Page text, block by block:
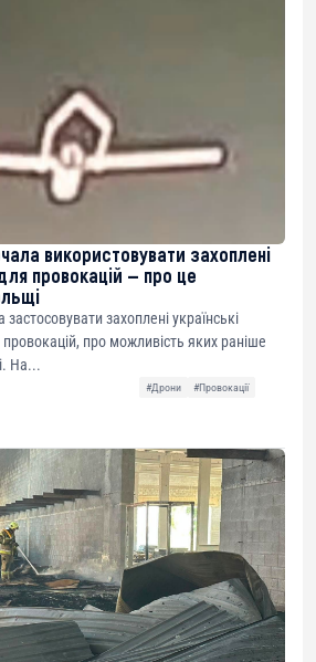
використовувати захоплені
провокацій — про це
захоплені українські
про можливість яких раніше
На...
#Дрони
#Провокації